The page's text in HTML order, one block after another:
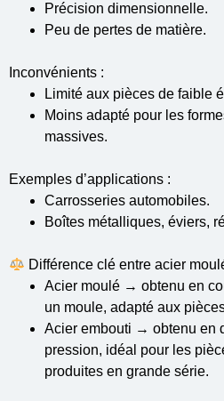
Précision dimensionnelle.
Peu de pertes de matière.
Inconvénients :
Limité aux pièces de faible
Moins adapté pour les
massives.
Exemples d’applications :
Carrosseries automobiles.
Boîtes métalliques, éviers,
Différence clé entre acier
Acier moulé → obtenu en
un moule, adapté aux
Acier embouti → obtenu en
pression, idéal pour les
produites en grande série.